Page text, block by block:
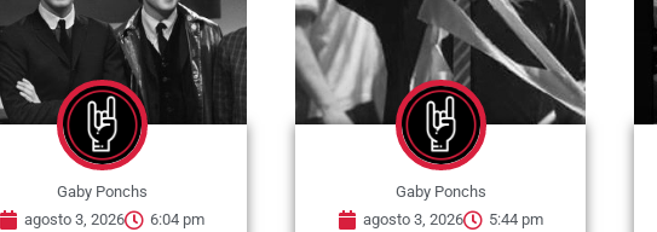
Gaby Ponchs
agosto 3, 2026
6:04 pm
Gaby Ponchs
agosto 3, 2026
5:44 pm